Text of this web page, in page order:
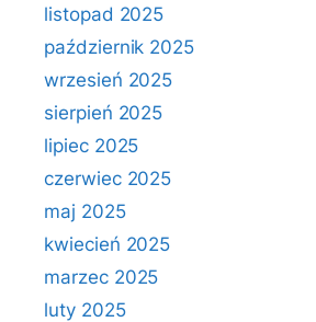
listopad 2025
październik 2025
wrzesień 2025
sierpień 2025
lipiec 2025
czerwiec 2025
maj 2025
kwiecień 2025
marzec 2025
luty 2025